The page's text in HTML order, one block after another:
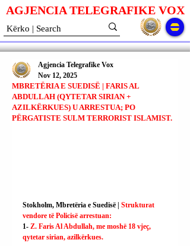
AGJENCIA TELEGRAFIKE VOX
MBRETËRIA E SUEDISË | FARIS AL
ABDULLAH (QYTETAR SIRIAN +
AZILKËRKUES) U ARRESTUA; PO
PËRGATISTE SULM TERRORIST ISLAMIST.
Agjencia Telegrafike Vox
Nov 12, 2025
Stokholm, Mbretëria e Suedisë | Strukturat
vendore të Policisë arrestuan:
1- Z. Faris Al Abdullah, me moshë 18 vjeç,
qytetar sirian, azilkërkues.